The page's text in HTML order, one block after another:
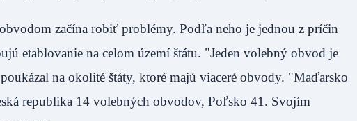
začína robiť problémy. Podľa neho je jednou z príčin
etablovanie na celom území štátu. "Jeden volebný obvod je
na okolité štáty, ktoré majú viaceré obvody. "Maďarsko
republika 14 volebných obvodov, Poľsko 41. Svojím